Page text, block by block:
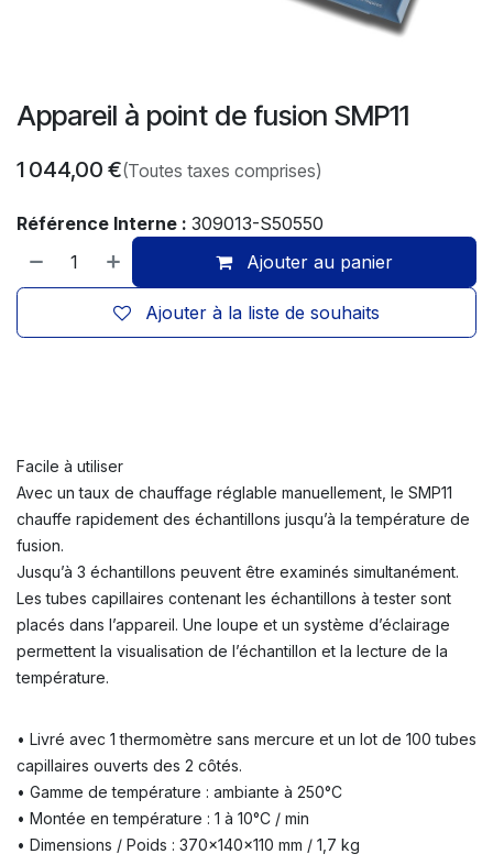
Appareil à point de fusion SMP11
1 044,00 €(Toutes taxes comprises)
Référence Interne : 309013-S50550
Ajouter au panier
Ajouter à la liste de souhaits
Facile à utiliser
Avec un taux de chauffage réglable manuellement, le SMP11
chauffe rapidement des échantillons jusqu’à la température de
fusion.
Jusqu’à 3 échantillons peuvent être examinés simultanément.
Les tubes capillaires contenant les échantillons à tester sont
placés dans l’appareil. Une loupe et un système d’éclairage
permettent la visualisation de l’échantillon et la lecture de la
température.
• Livré avec 1 thermomètre sans mercure et un lot de 100 tubes
capillaires ouverts des 2 côtés.
• Gamme de température : ambiante à 250°C
• Montée en température : 1 à 10°C / min
• Dimensions / Poids : 370x140x110 mm / 1,7 kg